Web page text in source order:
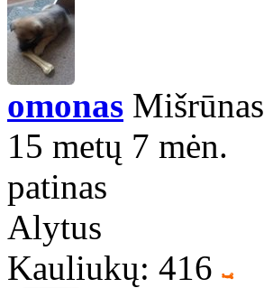
omonas Mišrūnas
15 metų 7 mėn.
patinas
Alytus
Kauliukų: 416